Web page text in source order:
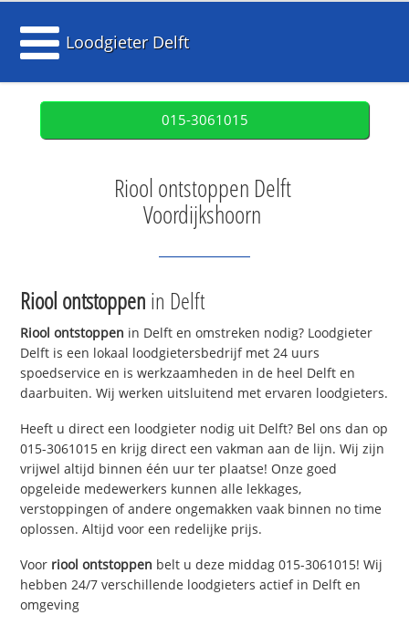
Loodgieter Delft
015-3061015
Riool ontstoppen Delft
Voordijkshoorn
Riool ontstoppen in Delft
Riool ontstoppen in Delft en omstreken nodig? Loodgieter
Delft is een lokaal loodgietersbedrijf met 24 uurs
spoedservice en is werkzaamheden in de heel Delft en
daarbuiten. Wij werken uitsluitend met ervaren loodgieters.
Heeft u direct een loodgieter nodig uit Delft? Bel ons dan op
015-3061015 en krijg direct een vakman aan de lijn. Wij zijn
vrijwel altijd binnen één uur ter plaatse! Onze goed
opgeleide medewerkers kunnen alle lekkages,
verstoppingen of andere ongemakken vaak binnen no time
oplossen. Altijd voor een redelijke prijs.
Voor riool ontstoppen belt u deze middag 015-3061015! Wij
hebben 24/7 verschillende loodgieters actief in Delft en
omgeving